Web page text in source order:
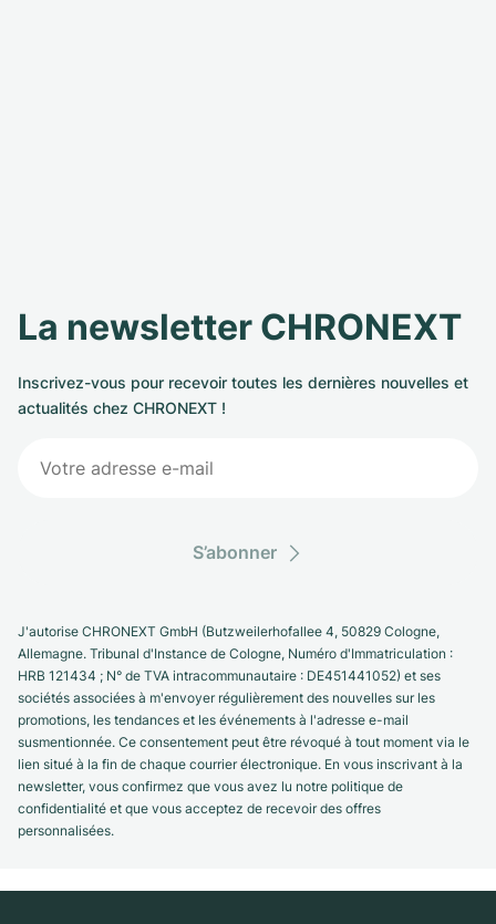
La newsletter CHRONEXT
Inscrivez-vous pour recevoir toutes les dernières nouvelles et
actualités chez CHRONEXT !
S’abonner
J'autorise CHRONEXT GmbH (Butzweilerhofallee 4, 50829 Cologne,
Allemagne. Tribunal d'Instance de Cologne, Numéro d'Immatriculation :
HRB 121434 ; N° de TVA intracommunautaire : DE451441052) et ses
sociétés associées à m'envoyer régulièrement des nouvelles sur les
promotions, les tendances et les événements à l'adresse e-mail
susmentionnée. Ce consentement peut être révoqué à tout moment via le
lien situé à la fin de chaque courrier électronique. En vous inscrivant à la
newsletter, vous confirmez que vous avez lu notre politique de
confidentialité et que vous acceptez de recevoir des offres
personnalisées.